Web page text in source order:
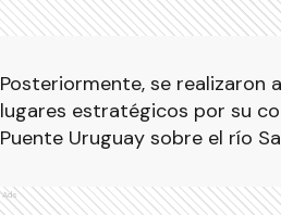
Posteriormente, se realizaron
lugares estratégicos por su
Puente Uruguay sobre el río
Ads